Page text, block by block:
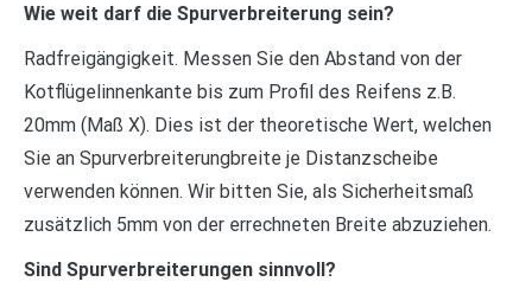
Wie weit darf die Spurverbreiterung sein?
Radfreigängigkeit. Messen Sie den Abstand von der
Kotflügelinnenkante bis zum Profil des Reifens z.B.
20mm (Maß X). Dies ist der theoretische Wert, welchen
Sie an Spurverbreiterungbreite je Distanzscheibe
verwenden können. Wir bitten Sie, als Sicherheitsmaß
zusätzlich 5mm von der errechneten Breite abzuziehen.
Sind Spurverbreiterungen sinnvoll?